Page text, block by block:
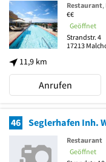
11,9 km
Restaurant
€€
Geöffnet
Strandstr. 4
17213
Anrufen
46 Seglerhafen Inh.
Restaurant
Geöffnet